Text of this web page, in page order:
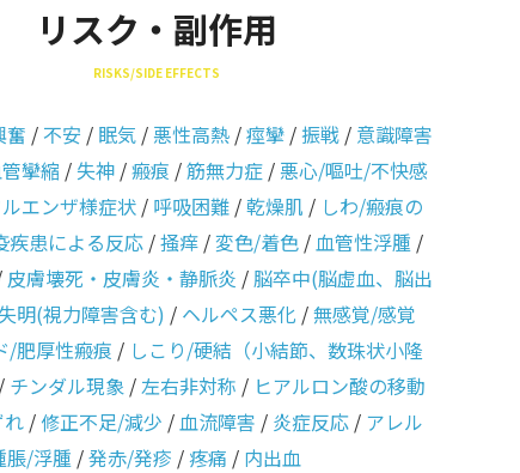
リスク・副作用
RISKS/SIDE EFFECTS
奮 / 不安 / 眠気 /悪性高熱 /痙攣 /振戦 / 意識障害
攣縮 /失神 /瘢痕 /筋無力症 /悪心/嘔吐/不快感
エンザ様症状 / 呼吸困難 /乾燥肌 / しわ/瘢痕の
疾患による反応 /掻痒 /変色/着色 /血管性浮腫 /
皮膚壊死・皮膚炎・静脈炎 /脳卒中(脳虚血、脳出
明(視力障害含む) / ヘルペス悪化 /無感覚/感覚
/肥厚性瘢痕 / しこり/硬結（小結節、数珠状小隆
/ チンダル現象 /左右非対称 / ヒアルロン酸の移動
/修正不足/減少 /血流障害 / 炎症反応 / アレル
脹/浮腫 /発赤/発疹 /疼痛 / 内出血